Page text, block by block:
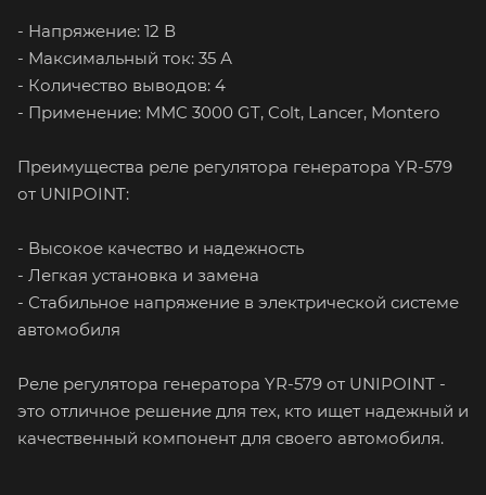
- Напряжение: 12 В
- Максимальный ток: 35 А
- Количество выводов: 4
- Применение: MMC 3000 GT, Colt, Lancer, Montero
Преимущества реле регулятора генератора YR-579
от UNIPOINT:
- Высокое качество и надежность
- Легкая установка и замена
- Стабильное напряжение в электрической системе
автомобиля
Реле регулятора генератора YR-579 от UNIPOINT -
это отличное решение для тех, кто ищет надежный и
качественный компонент для своего автомобиля.